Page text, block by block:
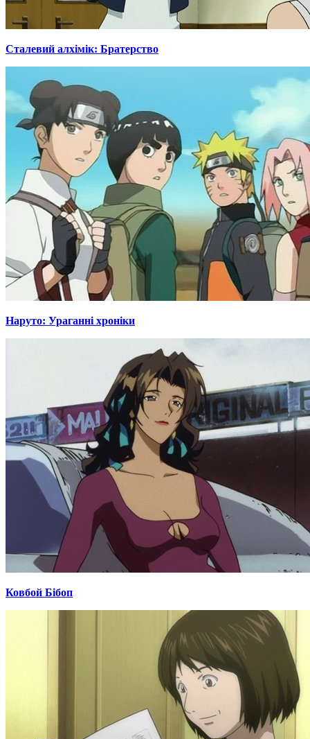
Сталевий алхімік: Братерство
Наруто: Ураганні хроніки
Ковбой Бібоп